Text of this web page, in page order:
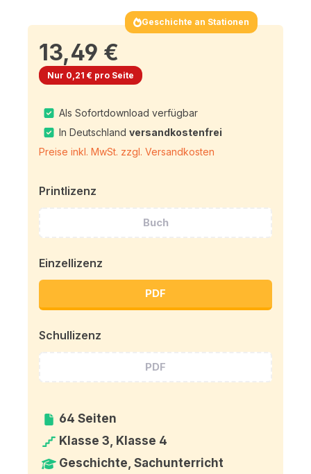
Geschichte an Stationen
13,49 €
Nur 0,21 € pro Seite
Als Sofortdownload verfügbar
In Deutschlandversandkostenfrei
Preise inkl. MwSt. zzgl. Versandkosten
Printlizenz
Buch
Einzellizenz
PDF
Schullizenz
PDF
64 Seiten
Klasse 3, Klasse 4
Geschichte, Sachunterricht